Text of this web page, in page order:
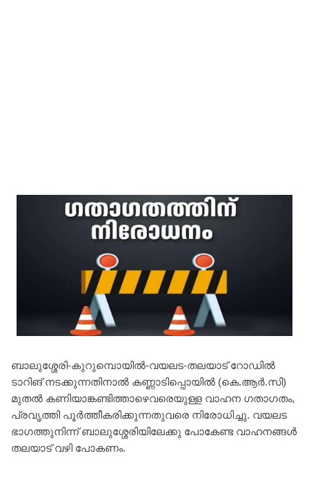
ബാലുശ്ശേരി-കുറുമ്പൊയിൽ-വയലട-തലയാട് റോഡിൽ
ടാറിങ് നടക്കുന്നതിനാൽ കണ്ണാടിപ്പൊയിൽ (കെ.ആർ.സി)
മുതൽ കണിയാങ്കണ്ടിത്താഴെവരെയുള്ള വാഹന ഗതാഗതം,
പ്രവൃത്തി പൂർത്തീകരിക്കുന്നതുവരെ നിരോധിച്ചു. വയലട
ഭാഗത്തുനിന്ന്‌ ബാലുശ്ശേരിയിലേക്കു പോകേണ്ട വാഹനങ്ങൾ
തലയാട് വഴി പോകണം.